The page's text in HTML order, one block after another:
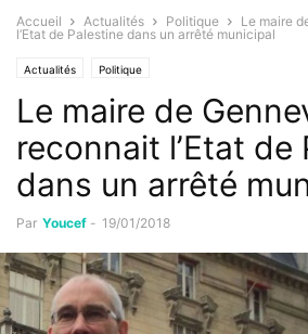
Accueil Actualités Politique
Le maire
l’Etat de Palestine dans un arrêté municipal
Actualités Politique
Le maire de
reconnait l’Etat de
dans un arrêté
Par Youcef - 19/01/2018